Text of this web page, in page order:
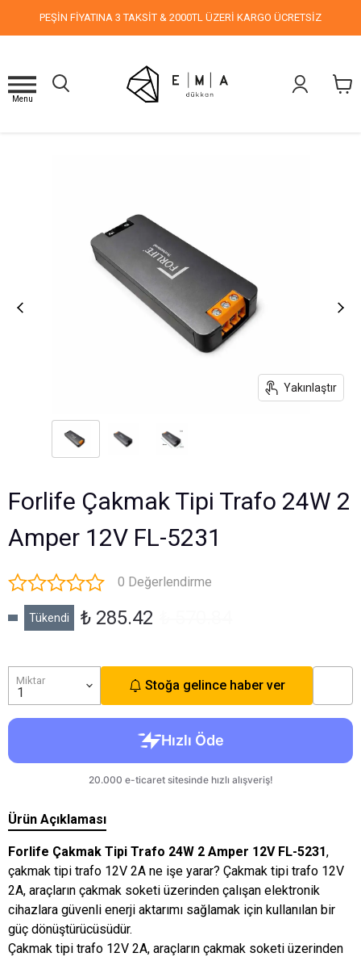
PEŞİN FİYATINA 3 TAKSİT & 2000TL ÜZERİ KARGO ÜCRETSİZ
Menu
Yakınlaştır
Forlife Çakmak Tipi Trafo 24W 2
Amper 12V FL-5231
0 Değerlendirme
Tükendi ₺ 285.42
Miktar Stoğa gelince haber ver
Ürün Açıklaması
Forlife Çakmak Tipi Trafo 24W 2 Amper 12V FL-5231,
çakmak tipi trafo 12V 2A ne işe yarar? Çakmak tipi trafo 12V
2A, araçların çakmak soketi üzerinden çalışan elektronik
cihazlara güvenli enerji aktarımı sağlamak için kullanılan bir
güç dönüştürücüsüdür.
Çakmak tipi trafo 12V 2A, araçların çakmak soketi üzerinden